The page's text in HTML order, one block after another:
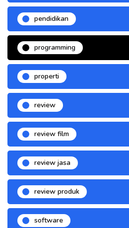
pendidikan
programming
properti
review
review film
review jasa
review produk
software